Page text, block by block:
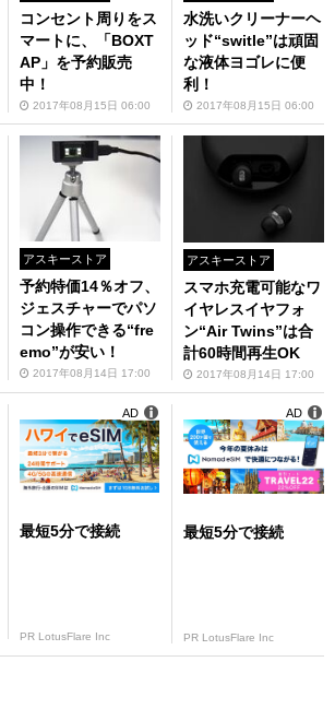
コンセント周りをス
マートに、「BOXT
AP」を予約販売
中！
2017年08月15日 06:00
水洗いクリーナーヘ
ッド“switle”は頑固
な液体ヨゴレに便
利！
2017年08月15日 06:00
アスキーストア
予約特価14％オフ、
ジェスチャーでパソ
コン操作できる“fre
emo”が安い！
2017年08月14日 17:00
アスキーストア
スマホ充電可能なワ
イヤレスイヤフォ
ン“Air Twins”は合
計60時間再生OK
2017年08月14日 17:00
最短5分で接続
PR LotusFlare Inc
AD
最短5分で接続
PR LotusFlare Inc
AD